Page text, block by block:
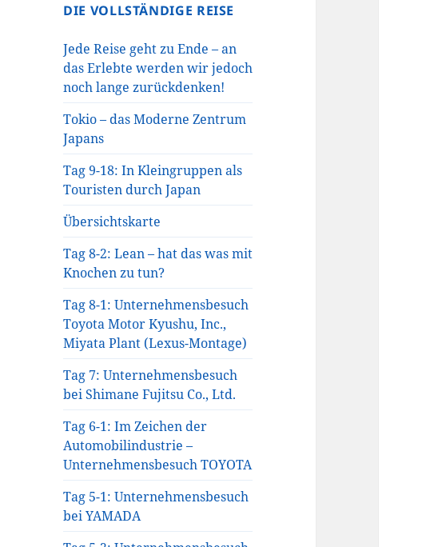
DIE VOLLSTÄNDIGE REISE
Jede Reise geht zu Ende – an
das Erlebte werden wir jedoch
noch lange zurückdenken!
Tokio – das Moderne Zentrum
Japans
Tag 9-18: In Kleingruppen als
Touristen durch Japan
Übersichtskarte
Tag 8-2: Lean – hat das was mit
Knochen zu tun?
Tag 8-1: Unternehmensbesuch
Toyota Motor Kyushu, Inc.,
Miyata Plant (Lexus-Montage)
Tag 7: Unternehmensbesuch
bei Shimane Fujitsu Co., Ltd.
Tag 6-1: Im Zeichen der
Automobilindustrie –
Unternehmensbesuch TOYOTA
Tag 5-1: Unternehmensbesuch
bei YAMADA